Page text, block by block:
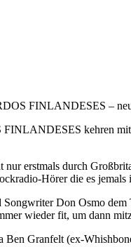
FINLANDESES –
kehren mit
nur erstmals durch
Hörer die es
Don Osmo
wieder fit, um dann
Granfelt (ex-